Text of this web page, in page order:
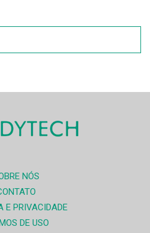
NÓS
E PRIVACIDADE
DE USO